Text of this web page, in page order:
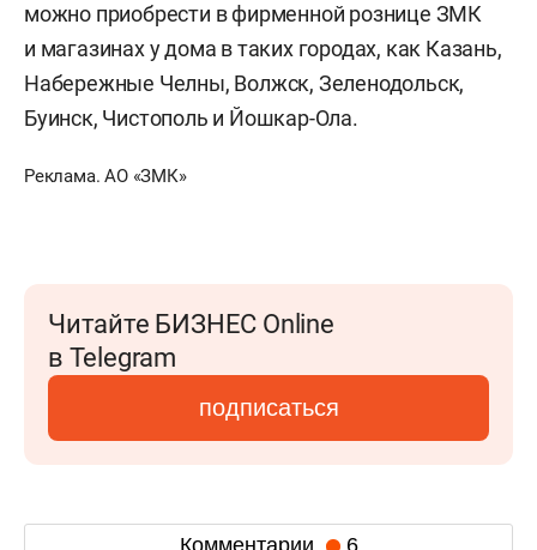
можно приобрести в фирменной рознице ЗМК
и магазинах у дома в таких городах, как Казань,
Набережные Челны, Волжск, Зеленодольск,
Буинск, Чистополь и Йошкар-Ола.
Реклама. АО «ЗМК»
Читайте БИЗНЕС Online
в Telegram
подписаться
Комментарии 6